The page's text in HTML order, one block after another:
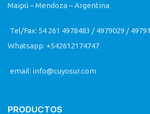
Maipú – Mendoza – Argentina
Tel/Fax: 54 261 4978483 / 4979029 /
Whatsapp: +542612174747
email: info@cuyosur.com
PRODUCTOS